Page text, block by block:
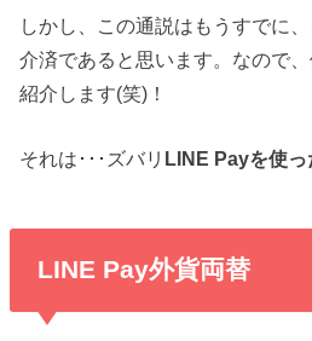
しかし、この通説はもうすでに
介済であると思います。なので
紹介します(笑)！
それは･･･ズバリ LINE Payを使
LINE Pay外貨両替